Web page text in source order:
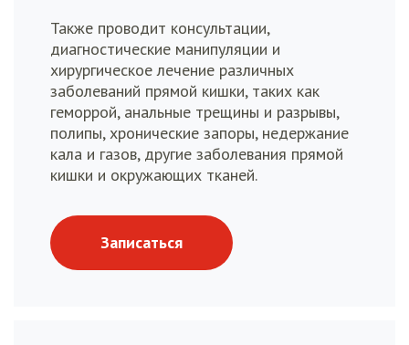
Также проводит консультации,
диагностические манипуляции и
хирургическое лечение различных
заболеваний прямой кишки, таких как
геморрой, анальные трещины и разрывы,
полипы, хронические запоры, недержание
кала и газов, другие заболевания прямой
кишки и окружающих тканей.
Записаться